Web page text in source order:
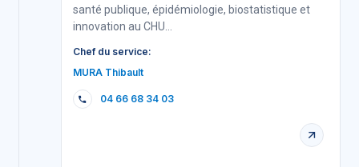
santé publique, épidémiologie, biostatistique et
innovation au CHU…
Chef du service:
MURA Thibault
04 66 68 34 03